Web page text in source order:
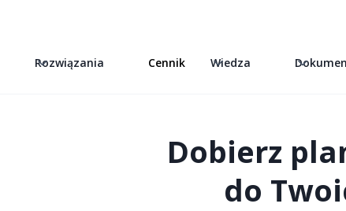
Rozwiązania Cennik Wiedza
Dobierz
do